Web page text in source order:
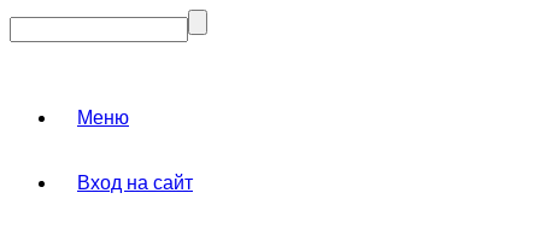
Меню
Вход на сайт